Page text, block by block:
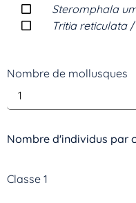
Steromphala
Tritia reticulata/
Nombre de mollusques
Nombre d'individus par
Classe 1